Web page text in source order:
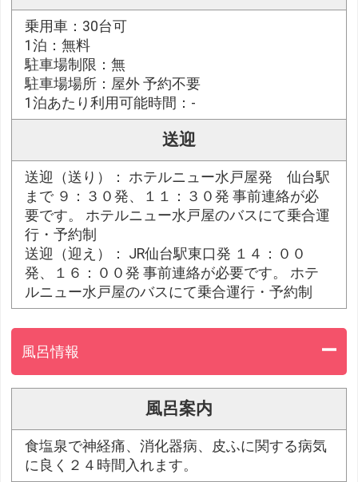
乗用車：30台可
1泊：無料
駐車場制限：無
駐車場場所：屋外 予約不要
1泊あたり利用可能時間：-
送迎
送迎（送り）： ホテルニュー水戸屋発 仙台駅
まで ９：３０発、１１：３０発 事前連絡が必
要です。 ホテルニュー水戸屋のバスにて乗合運
行・予約制
送迎（迎え）： JR仙台駅東口発 １４：００
発、１６：００発 事前連絡が必要です。 ホテ
ルニュー水戸屋のバスにて乗合運行・予約制
風呂情報
風呂案内
食塩泉で神経痛、消化器病、皮ふに関する病気
に良く２４時間入れます。